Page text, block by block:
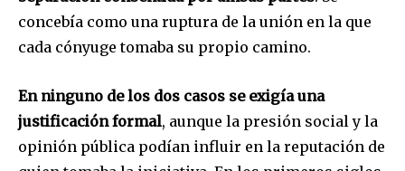
concebía como una ruptura de la unión en la que
cada cónyuge tomaba su propio camino.
En ninguno de los dos casos se exigía una
justificación formal, aunque la presión social y la
opinión pública podían influir en la reputación de